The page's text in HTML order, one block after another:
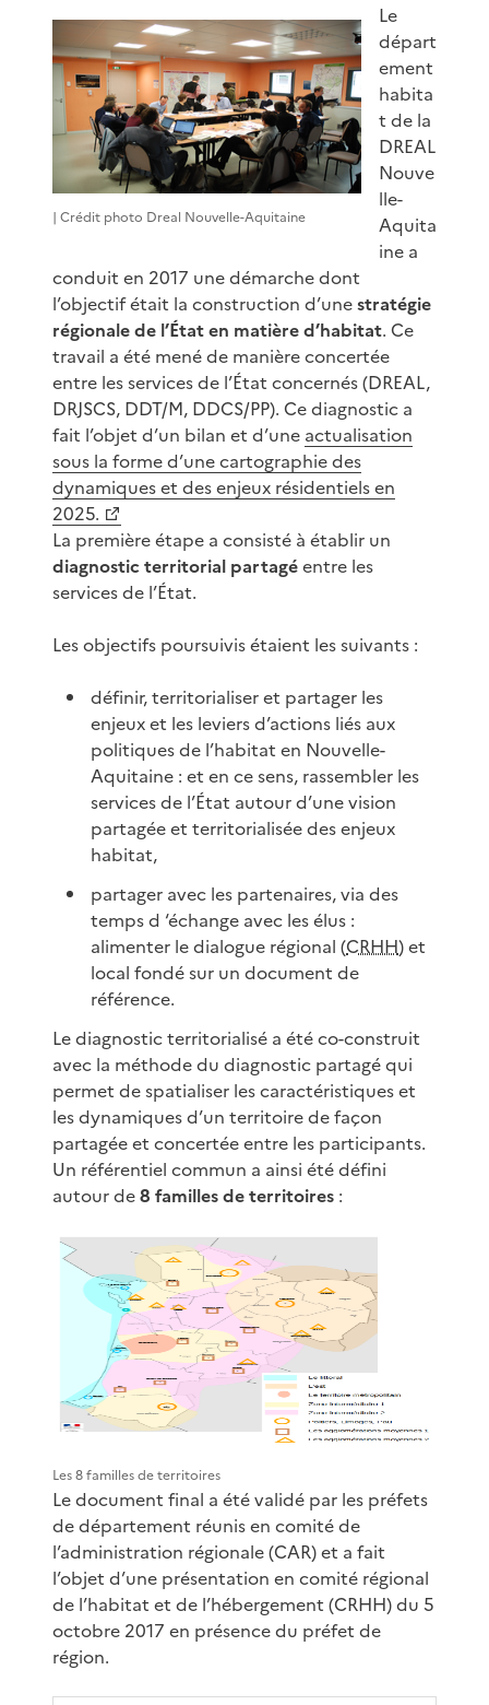
| Crédit photo Dreal Nouvelle-Aquitaine
Le
départ
ement
habita
t de la
DREAL
Nouve
lle-
Aquita
ine a
conduit en 2017 une démarche dont
l’objectif était la construction d’unestratégie
régionale de l’État en matière d’habitat. Ce
travail a été mené de manière concertée
entre les services de l’État concernés (DREAL,
DRJSCS, DDT/M, DDCS/PP). Ce diagnostic a
fait l’objet d’un bilan et d’une actualisation
sous la forme d’une cartographie des
dynamiques et des enjeux résidentiels en
2025.
La première étape a consisté à établir un
diagnostic territorial partagéentre les
services de l’État.
Les objectifs poursuivis étaient les suivants :
définir, territorialiser et partager les
enjeux et les leviers d’actions liés aux
politiques de l’habitat en Nouvelle-
Aquitaine : et en ce sens, rassembler les
services de l’État autour d’une vision
partagée et territorialisée des enjeux
habitat,
partager avec les partenaires, via des
temps d ‘échange avec les élus :
alimenter le dialogue régional (CRHH) et
local fondé sur un document de
référence.
Le diagnostic territorialisé a été co-construit
avec la méthode du diagnostic partagé qui
permet de spatialiser les caractéristiques et
les dynamiques d’un territoire de façon
partagée et concertée entre les participants.
Un référentiel commun a ainsi été défini
autour de8 familles de territoires :
Les 8 familles de territoires
Le document final a été validé par les préfets
de département réunis en comité de
l’administration régionale (CAR) et a fait
l’objet d’une présentation en comité régional
de l’habitat et de l’hébergement (CRHH) du 5
octobre 2017 en présence du préfet de
région.